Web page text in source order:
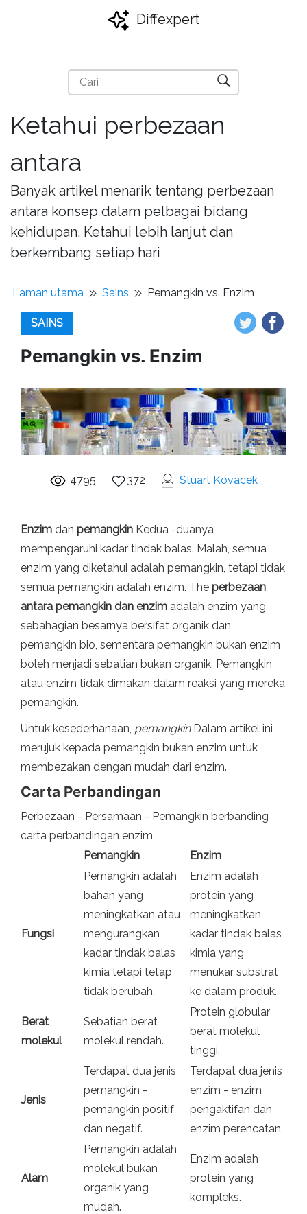
Diffexpert
Ketahui perbezaan
antara
Banyak artikel menarik tentang perbezaan
antara konsep dalam pelbagai bidang
kehidupan. Ketahui lebih lanjut dan
berkembang setiap hari
Laman utama Sains Pemangkin vs. Enzim
SAINS
Pemangkin vs. Enzim
4795 372 Stuart Kovacek
Enzim dan pemangkin Kedua -duanya
mempengaruhi kadar tindak balas. Malah, semua
enzim yang diketahui adalah pemangkin, tetapi tidak
semua pemangkin adalah enzim. The perbezaan
antara pemangkin dan enzim adalah enzim yang
sebahagian besarnya bersifat organik dan
pemangkin bio, sementara pemangkin bukan enzim
boleh menjadi sebatian bukan organik. Pemangkin
atau enzim tidak dimakan dalam reaksi yang mereka
pemangkin.
Untuk kesederhanaan, pemangkinDalam artikel ini
merujuk kepada pemangkin bukan enzim untuk
membezakan dengan mudah dari enzim.
Carta Perbandingan
Perbezaan - Persamaan - Pemangkin berbanding
carta perbandingan enzim
Pemangkin
Enzim
Fungsi
Pemangkin adalah
bahan yang
meningkatkan atau
mengurangkan
kadar tindak balas
kimia tetapi tetap
tidak berubah.
Enzim adalah
protein yang
meningkatkan
kadar tindak balas
kimia yang
menukar substrat
ke dalam produk.
Berat
molekul
Sebatian berat
molekul rendah.
Protein globular
berat molekul
tinggi.
Jenis
Terdapat dua jenis
pemangkin -
pemangkin positif
dan negatif.
Terdapat dua jenis
enzim - enzim
pengaktifan dan
enzim perencatan.
Alam
Pemangkin adalah
molekul bukan
organik yang
mudah.
Enzim adalah
protein yang
kompleks.